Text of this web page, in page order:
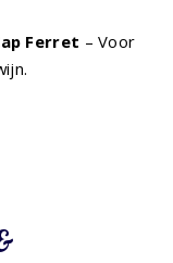
Ferret – Voor